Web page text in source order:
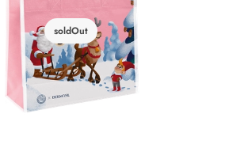
soldOut